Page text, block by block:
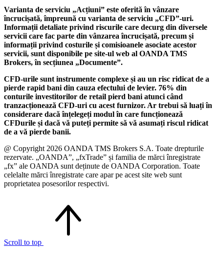
Varianta de serviciu „Acțiuni” este oferită în vânzare
încrucișată, împreună cu varianta de serviciu „CFD”-uri.
Informații detaliate privind riscurile care decurg din diversele
servicii care fac parte din vânzarea încrucișată, precum și
informații privind costurile și comisioanele asociate acestor
servicii, sunt disponibile pe site-ul web al OANDA TMS
Brokers, în secțiunea „Documente”.
CFD-urile sunt instrumente complexe și au un risc ridicat de a
pierde rapid bani din cauza efectului de levier. 76% din
conturile investitorilor de retail pierd bani atunci când
tranzacționează CFD-uri cu acest furnizor. Ar trebui să luați în
considerare dacă înțelegeți modul în care funcționează
CFDurile și dacă vă puteți permite să vă asumați riscul ridicat
de a vă pierde banii.
@ Copyright 2026 OANDA TMS Brokers S.A. Toate drepturile
rezervate. „OANDA”, „fxTrade” și familia de mărci înregistrate
„fx” ale OANDA sunt deținute de OANDA Corporation. Toate
celelalte mărci înregistrate care apar pe acest site web sunt
proprietatea posesorilor respectivi.
Scroll to top